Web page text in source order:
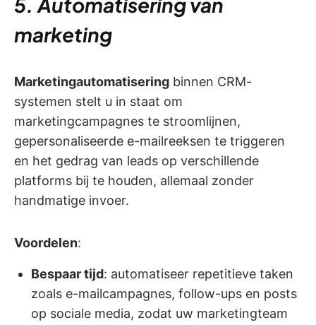
marketing
Marketingautomatisering binnen CRM-
systemen stelt u in staat om
marketingcampagnes te stroomlijnen,
gepersonaliseerde e-mailreeksen te triggeren
en het gedrag van leads op verschillende
platforms bij te houden, allemaal zonder
handmatige invoer.
Voordelen:
Bespaar tijd: automatiseer repetitieve taken
zoals e-mailcampagnes, follow-ups en posts
op sociale media, zodat uw marketingteam